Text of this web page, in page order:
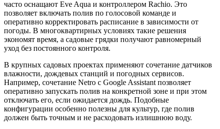
часто оснащают Eve Aqua и контроллером Rachio. Это
позволяет включать полив по голосовой команде и
оперативно корректировать расписание в зависимости от
погоды. В многоквартирных условиях такие решения
экономят время, а садовые грядки получают равномерный
уход без постоянного контроля.
В крупных садовых проектах применяют сочетание датчиков
влажности, дождевых станций и погодных сервисов.
Например, сочетание Netro с Google Assistant позволяет
оперативно запускать полив на конкретной зоне и при этом
отключать его, если ожидается дождь. Подобные
конфигурации особенно полезны для культур, где полив
должен быть точным и не расходовать излишнюю воду.